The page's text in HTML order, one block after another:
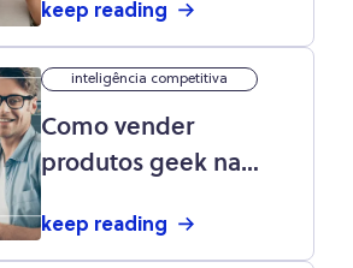
expectativas de
a data!
keep reading
inteligência competitiva
Como vender
produtos geek na
nerd, ideias e
keep reading